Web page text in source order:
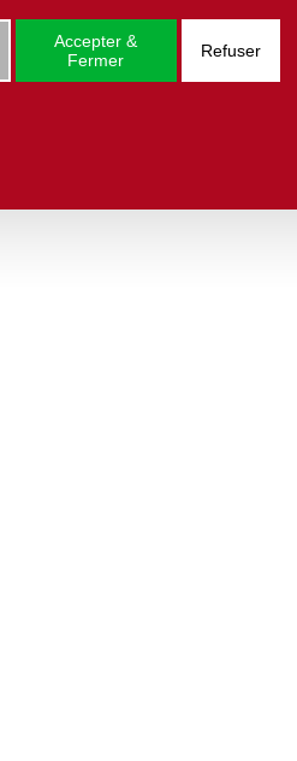
Se connecter
Accepter &
Fermer
Refuser